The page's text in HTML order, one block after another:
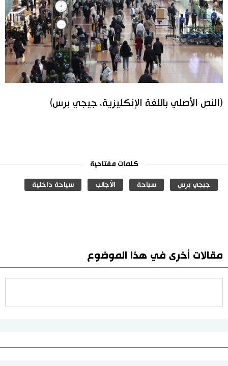
(النص الأصلي باللغة الإنكليزية، جيجي برس)
كلمات مفتاحية
جيجي برس سياحة الأجانب سياحة داخلية
مقالات أخرى في هذا الموضوع